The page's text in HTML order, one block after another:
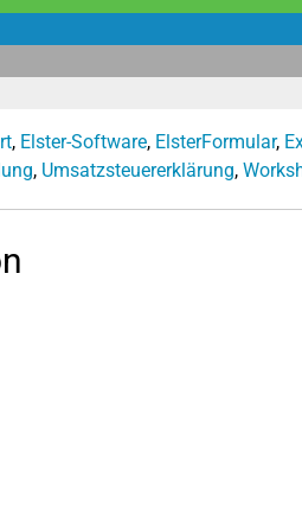
, Elster-Software, ElsterFormular,
, Umsatzsteuererklärung,